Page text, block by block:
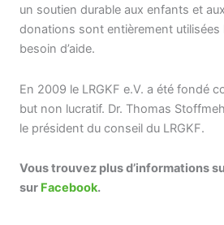
un soutien durable aux enfants et
donations sont entièrement utilisées
besoin d’aide.
En 2009 le LRGKF e.V. a été fondé
but non lucratif. Dr. Thomas
le président du conseil du LRGKF.
Vous trouvez plus d’informations
sur Facebook.